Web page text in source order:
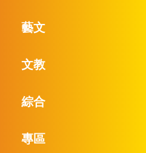
藝文
文教
綜合
專區